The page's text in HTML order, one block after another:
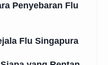
Penyebaran Flu
Flu Singapura